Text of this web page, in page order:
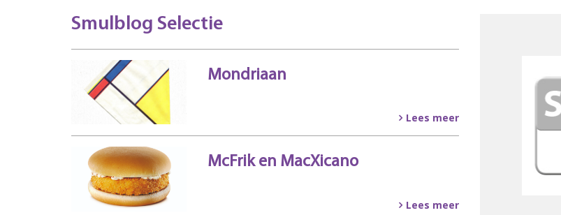
Smulblog Selectie
Mondriaan
Lees meer
McFrik en MacXicano
Lees meer